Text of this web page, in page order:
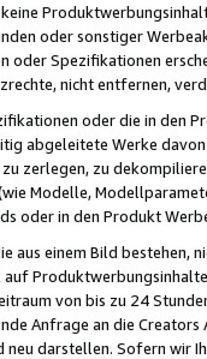
oder sonstiger
oder Spezifikationen
nicht entfernen,
oder die in
abgeleitete Werke
zerlegen, zu
Modelle,
oder in den Produkt
aus einem Bild bestehen,
von bis zu 24
Anfrage an die
darstellen. Sofern wir